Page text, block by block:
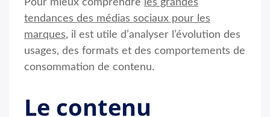
Pour mieux comprendre les grandes
tendances des médias sociaux pour les
marques, il est utile d’analyser l’évolution des
usages, des formats et des comportements de
consommation de contenu.
Le contenu